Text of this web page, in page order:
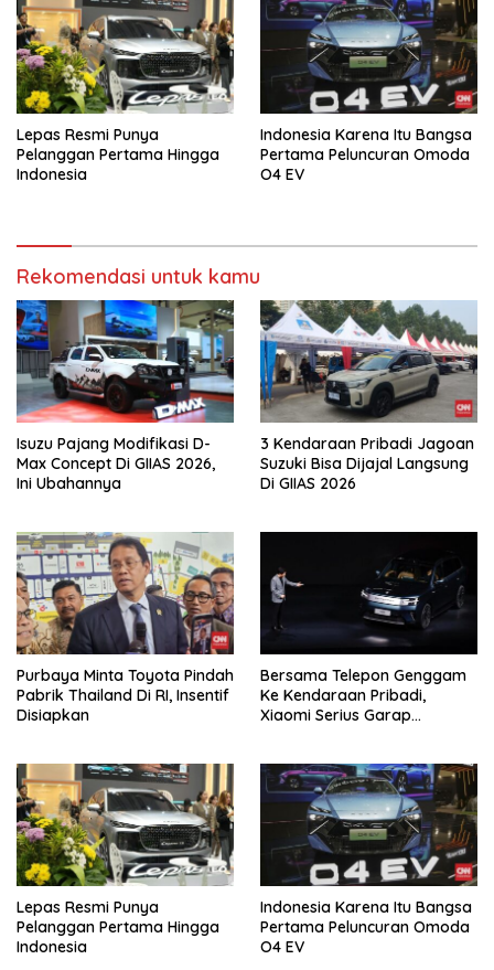
Lepas Resmi Punya
Pelanggan Pertama Hingga
Indonesia
Indonesia Karena Itu Bangsa
Pertama Peluncuran Omoda
O4 EV
Rekomendasi untuk kamu
Isuzu Pajang Modifikasi D-
Max Concept Di GIIAS 2026,
Ini Ubahannya
3 Kendaraan Pribadi Jagoan
Suzuki Bisa Dijajal Langsung
Di GIIAS 2026
Purbaya Minta Toyota Pindah
Pabrik Thailand Di RI, Insentif
Disiapkan
Bersama Telepon Genggam
Ke Kendaraan Pribadi,
Xiaomi Serius Garap
Lepas Resmi Punya
Pelanggan Pertama Hingga
Indonesia
Indonesia Karena Itu Bangsa
Pertama Peluncuran Omoda
O4 EV